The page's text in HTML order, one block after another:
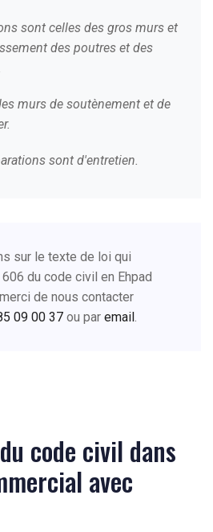
sont celles des gros murs et
des poutres et des
murs de soutènement et de
sont d'entretien.
sur le texte de loi qui
du code civil en Ehpad
de nous contacter
09 00 37 ou par email
code civil dans
avec